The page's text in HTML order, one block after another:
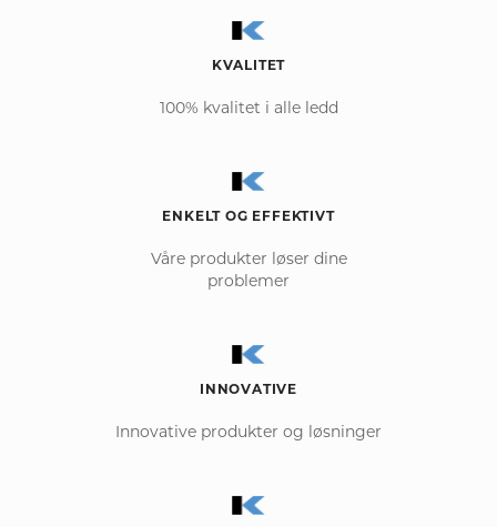
KVALITET
100% kvalitet i alle ledd
ENKELT OG EFFEKTIVT
Våre produkter løser dine
problemer
INNOVATIVE
Innovative produkter og løsninger